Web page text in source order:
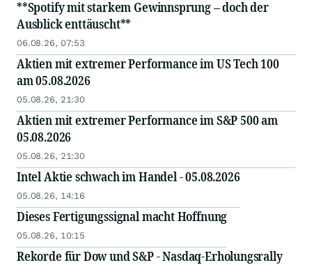
**Spotify mit starkem Gewinnsprung – doch der
Ausblick enttäuscht**
06.08.26, 07:53
Aktien mit extremer Performance im US Tech 100
am 05.08.2026
05.08.26, 21:30
Aktien mit extremer Performance im S&P 500 am
05.08.2026
05.08.26, 21:30
Intel Aktie schwach im Handel - 05.08.2026
05.08.26, 14:16
Dieses Fertigungssignal macht Hoffnung
05.08.26, 10:15
Rekorde für Dow und S&P - Nasdaq-Erholungsrally